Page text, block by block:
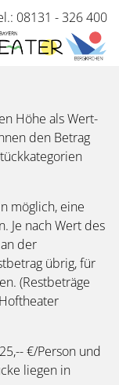
08131 - 326 400
Höhe als Wert-
den Betrag
möglich, eine
Je nach Wert des
der
übrig, für
(Restbeträge
€/Person und
liegen in